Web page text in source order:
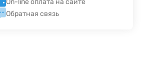
On-line оплата на сайте
Обратная связь